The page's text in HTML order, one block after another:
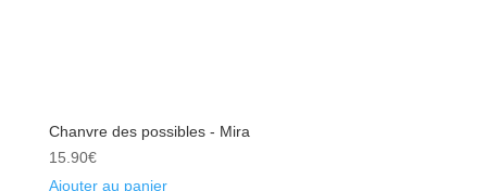
Chanvre des possibles - Mira
15.90€
Ajouter au panier